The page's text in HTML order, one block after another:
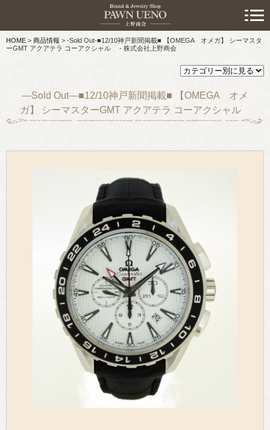
HOME > 商品情報> -Sold Out-■12/10神戸新聞掲載■ 【OMEGA オメガ】 シーマスタ
ーGMT アクアテラ コーアクシャル - 株式会社上野商会
—Sold Out—■12/10神戸新聞掲載■ 【OMEGA オメ
ガ】 シーマスターGMT アクアテラ コーアクシャル
> 初めての方へ
> 預けたい方
> 売りたい方
> 買いたい方
> 取り扱い品目
> スタッフおすすめ情報
> お知らせ
> キャンペーン情報
> 会社概要
> アクセス
> よくあるご質問
> ホーム
> 古物営業法に基づく表示